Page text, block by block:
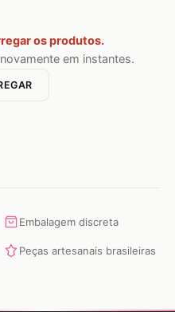
os produtos.
em instantes.
Embalagem discreta
Peças artesanais brasileiras